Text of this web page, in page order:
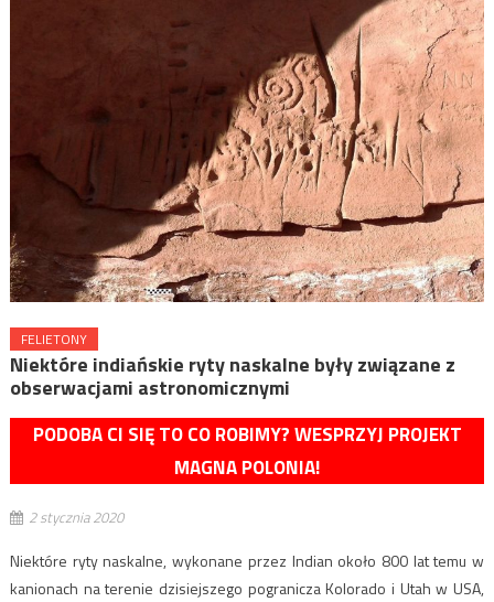
FELIETONY
Niektóre indiańskie ryty naskalne były związane z
obserwacjami astronomicznymi
PODOBA CI SIĘ TO CO ROBIMY? WESPRZYJ PROJEKT
MAGNA POLONIA!
2 stycznia 2020
Niektóre ryty naskalne, wykonane przez Indian około 800 lat temu w
kanionach na terenie dzisiejszego pogranicza Kolorado i Utah w USA,